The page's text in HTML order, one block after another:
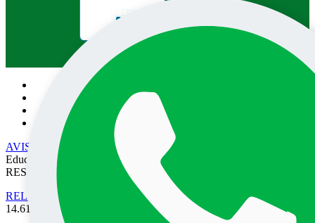
Pesquisa no site:
AVISO DE PRIVACIDADE
• EPEC - Empresa Prudentina de
Educação e Cultura SA/UNOESTE. TODOS OS DIREITOS
RESERVADOS
RELATÓRIO DE TRANSPARÊNCIA SALARIAL
- Lei nº
14.611 de 03 de Julho de 2023.